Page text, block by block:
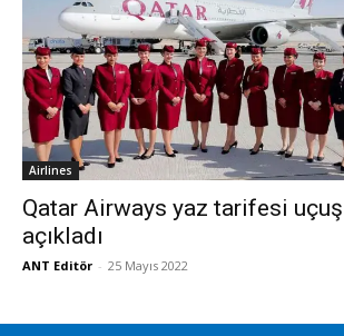
Airlines
Qatar Airways yaz tarifesi
açıkladı
ANT Editör - 25 Mayıs 2022